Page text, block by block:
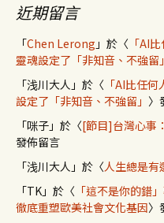
近期留言
「Chen Lerong 」於〈 「AI
靈魂設定了「非知音、不強留」
「浅川大人 」於〈 「AI比任
設定了「非知音、不強留」 〉
「咪子 」於〈[節目]台灣心事
發佈留言
「浅川大人 」於〈人生總是有
「TK」於〈 「這不是你的錯
徹底重塑歐美社會文化基因〉